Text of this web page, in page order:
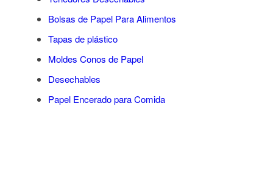
Bolsas de Papel Para Alimentos
Tapas de plástico
Moldes Conos de Papel
Desechables
Papel Encerado para Comida